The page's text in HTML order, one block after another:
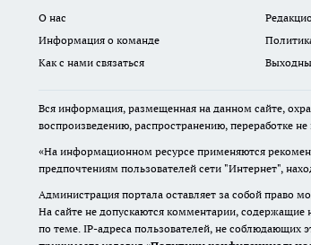
О нас
Информация о команде
Как с нами связаться
Вся информация, размещенная на данном сайте,
воспроизведению, распространению, переработке
«На информационном ресурсе применяются
предпочтениям пользователей сети "Интернет",
Администрация портала оставляет за собой право
На сайте не допускаются комментарии,
по теме. IP-адреса пользователей, не соблюдающих